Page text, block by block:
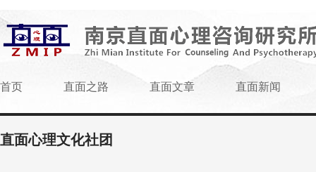
首页 直面之路 直面文章 直面新闻
直面心理文化社团